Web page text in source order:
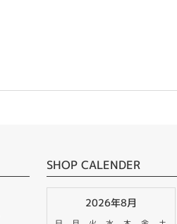
SHOP CALENDER
2026年8月